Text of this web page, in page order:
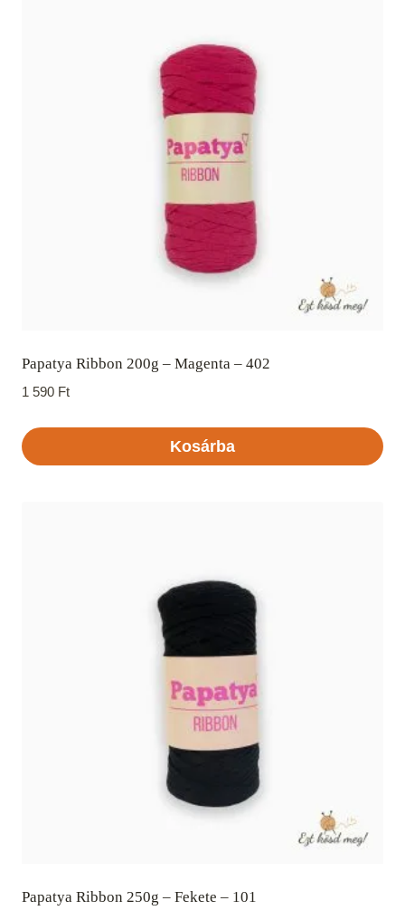
Papatya Ribbon 200g – Magenta – 402
1 590 Ft
Kosárba
Papatya Ribbon 250g – Fekete – 101